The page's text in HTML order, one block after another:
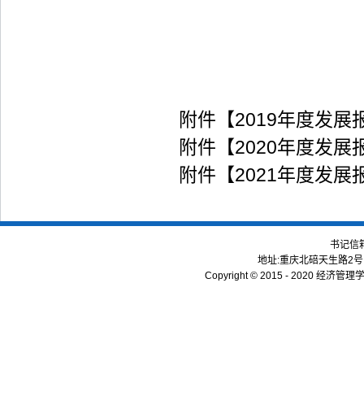
附件【2019年度发展
附件【2020年度发展
附件【2021年度发展
书记信
地址:重庆北碚天生路2
Copyright © 2015 - 2020 经济管理